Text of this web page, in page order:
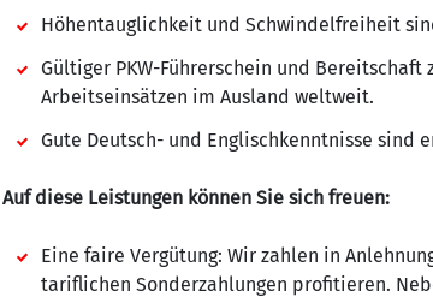
Höhentauglichkeit und Schwindelfreiheit
Gültiger PKW-Führerschein und
Arbeitseinsätzen im Ausland weltweit.
Gute Deutsch- und Englischkenntnisse
Auf diese Leistungen können Sie sich freuen:
Eine faire Vergütung: Wir zahlen in
tariflichen Sonderzahlungen profitieren.